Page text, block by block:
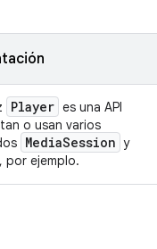
Player es una API
o usan varios
MediaSession y
, por ejemplo.